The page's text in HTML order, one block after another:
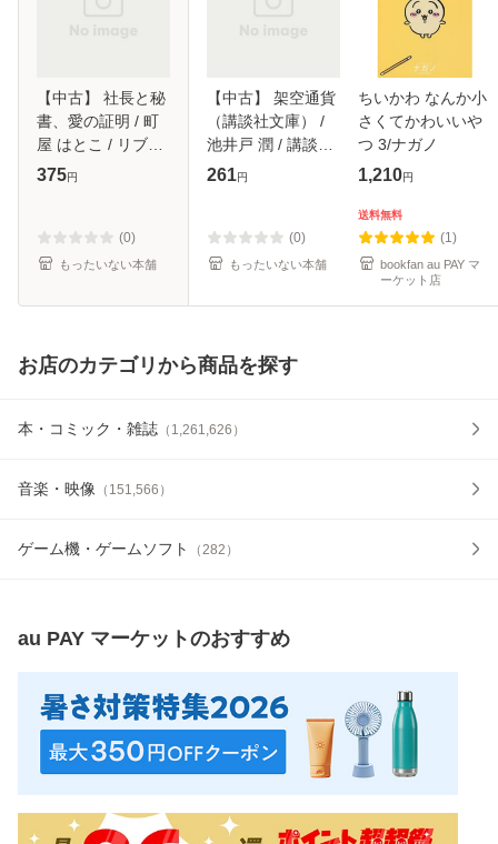
【中古】 社長と秘
書、愛の証明 / 町
屋 はとこ / リブレ
出版 [コミック]
375円
(0)
もったいない本舗
【中古】 架空通貨
（講談社文庫） /
池井戸 潤 / 講談社
[文庫]【メール便送
261円
(0)
もったいない本舗
ちいかわ なんか小
さくてかわいいや
つ 3/ナガノ
1,210円
送料無料
(1)
bookfan au PAY マ
ーケット店
お店のカテゴリから商品を探す
本・コミック・雑誌 （ 1,261,626 ）
音楽・映像 （ 151,566 ）
ゲーム機・ゲームソフト （282 ）
au PAY マーケットのおすすめ